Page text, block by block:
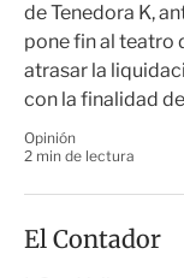
de Tenedora K,
pone fin al teatro
atrasar la
con la finalidad
Opinión
2 min de lectura
El Contador